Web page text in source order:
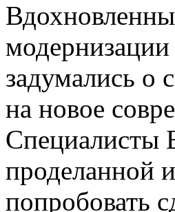
модернизации
задумались
на новое
Специалисты
проделанной
попробовать